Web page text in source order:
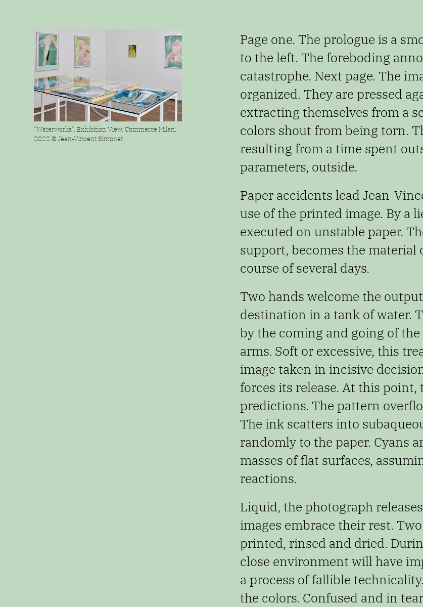
"Waterworks", Exhibition View, Commerce Milan,
2022 © Jean-Vincent Simonet
Page one. The prologue is a
to the left. The foreboding
catastrophe. Next page. The
organized. They are pressed
extracting themselves from a
colors shout from being torn.
resulting from a time spent
parameters, outside.
Paper accidents lead Jean-
use of the printed image. By a
executed on unstable paper.
support, becomes the material
course of several days.
Two hands welcome the
destination in a tank ofwater.
by the coming and going of the
arms. Soft or excessive, this
image taken in incisive
forces its release. At this
predictions. The pattern
The ink scatters into
randomly to the paper. Cyans
masses of flat surfaces,
reactions.
Liquid, the photograph
images embrace their rest.
printed, rinsed and dried.
close environment will have
a process of fallible
the colors. Confused and in